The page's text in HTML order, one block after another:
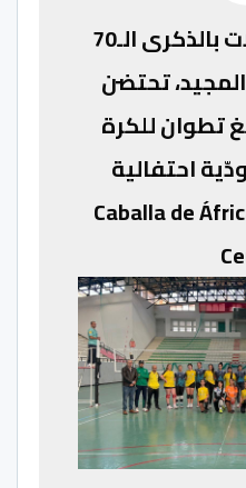
في إطار الاحتفالات بالذكرى الـ70
تحتضن
تطوان للكرة
احتفالية
Caballa de